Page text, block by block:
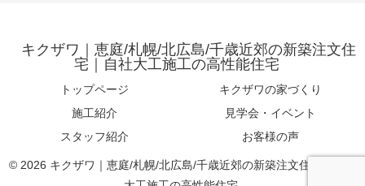
キクザワ｜恵庭/札幌/北広島/千歳近郊の新築注文住
宅｜自社大工施工の高性能住宅
トップページ
キクザワの家づくり
施工紹介
見学会・イベント
スタッフ紹介
お客様の声
© 2026 キクザワ｜恵庭/札幌/北広島/千歳近郊の新築注文住宅｜自社